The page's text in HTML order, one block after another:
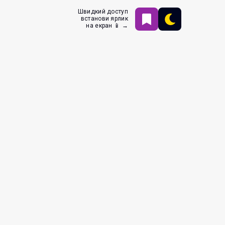
Швидкий доступ
встанови ярлик
на екран 📱 →